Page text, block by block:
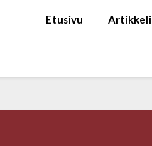
Etusivu Artikkeli